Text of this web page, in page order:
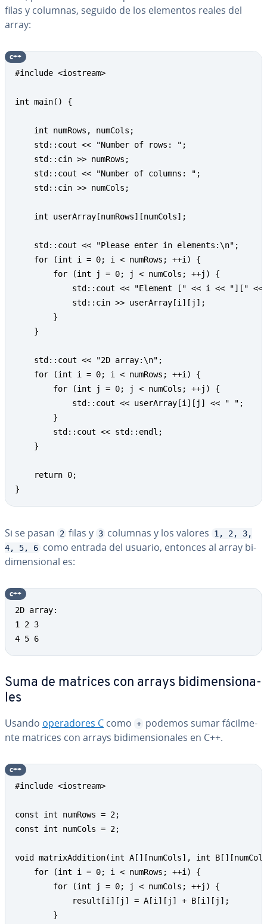
filas y columnas, seguido de los elementos reales del
array:
#include <iostream>
int main() {
    int numRows, numCols;
    std::cout << "Number of rows: ";
    std::cin >> numRows;
    std::cout << "Number of columns: ";
    std::cin >> numCols;
    int userArray[numRows][numCols];
    std::cout << "Please enter in elements:\n";
    for (int i = 0; i < numRows; ++i) {
        for (int j = 0; j < numCols; ++j) {
std::cout << "Element [" << i << "]["
            std::cin >> userArray[i][j];
        }
    }
    std::cout << "2D array:\n";
    for (int i = 0; i < numRows; ++i) {
        for (int j = 0; j < numCols; ++j) {
            std::cout << userArray[i][j] << " ";
        }
        std::cout << std::endl;
    }
    return 0;
}
c++
Si se pasan 2 filas y 3 columnas y los valores
1, 2, 3,
4, 5, 6 como entrada del usuario, entonces al array bi­
di­me­n­sio­nal es:
2D array:
1 2 3
4 5 6
c++
Suma de matrices con arrays bi­di­me­n­sio­na­
les
Usando ope­ra­do­res C como + podemos sumar fá­ci­l­me­
n­te matrices con arrays bi­di­me­n­sio­na­les en C++.
#include <iostream>
const int numRows = 2;
const int numCols = 2;
void matrixAddition(int A[][numCols], int
    for (int i = 0; i < numRows; ++i) {
        for (int j = 0; j < numCols; ++j) {
            result[i][j] = A[i][j] + B[i][j];
        }
c++